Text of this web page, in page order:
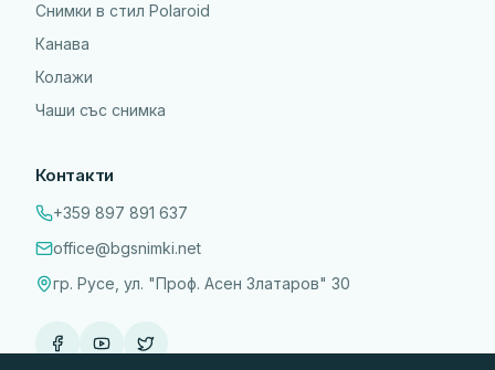
Снимки в стил Polaroid
Канава
Колажи
Чаши със снимка
Контакти
+359 897 891 637
office@bgsnimki.net
гр. Русе, ул. "Проф. Асен Златаров" 30